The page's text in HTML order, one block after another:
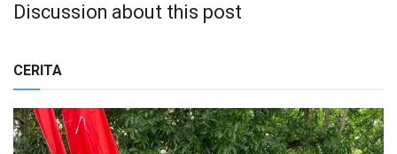
Discussion about this post
CERITA